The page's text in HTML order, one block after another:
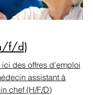
f/d)
ici des offres d'emploi
assistant à
chef (H/F/D)